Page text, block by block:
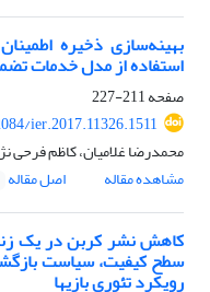
بهینه‌سازی ذخیره
استفاده از مدل خدمات
صفحه211-227
ier.2017.11326.1511
محمدرضا غلامیان، کاظم فرحی
مشاهده مقاله
اصل مقاله
کاهش نشر کربن در یک
سطح کیفیت، سیاست
رویکرد تئوری بازیها